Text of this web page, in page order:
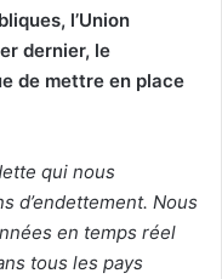
l’Union
dernier, le
de mettre en place
qui nous
d’endettement. Nous
en temps réel
tous les pays